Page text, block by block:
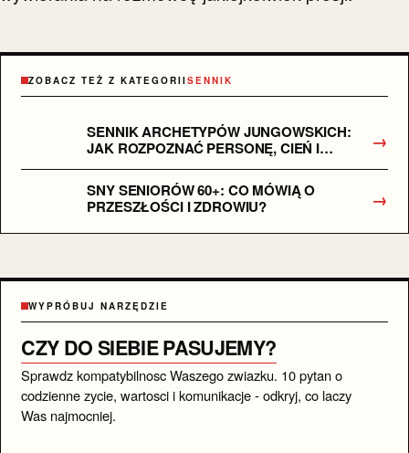
ZOBACZ TEŻ Z KATEGORIISENNIK
SENNIK ARCHETYPÓW JUNGOWSKICH:
JAK ROZPOZNAĆ PERSONĘ, CIEŃ I
ANIMUS/ANIMĘ W SWOICH SNACH?
→
SNY SENIORÓW 60+: CO MÓWIĄ O
PRZESZŁOŚCI I ZDROWIU?
→
WYPRÓBUJ NARZĘDZIE
CZY DO SIEBIE PASUJEMY?
Sprawdz kompatybilnosc Waszego zwiazku. 10 pytan o
codzienne zycie, wartosci i komunikacje - odkryj, co laczy
Was najmocniej.